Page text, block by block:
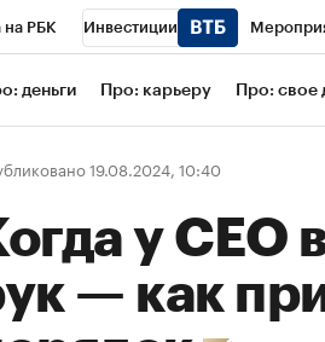
на РБК Инвестиции
РБК РБК Образование
валюты
деньги Про: карьеру Про: свое
19.08.2024, 10:40
у СЕО
— как